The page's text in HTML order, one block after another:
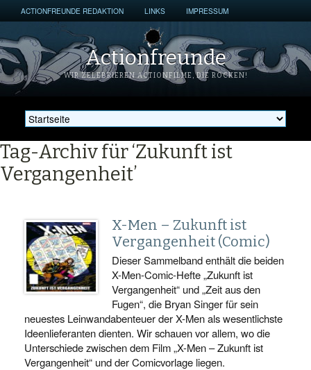
ACTIONFREUNDE REDAKTION LINKS IMPRESSUM
Actionfreunde
WIR ZELEBRIEREN ACTIONFILME, DIE ROCKEN!
Tag-Archiv für ‘Zukunft ist
Vergangenheit’
X-Men – Zukunft ist
Vergangenheit (Comic)
Dieser Sammelband enthält die beiden
X-Men-Comic-Hefte „Zukunft ist
Vergangenheit“ und „Zeit aus den
Fugen“, die Bryan Singer für sein
neuestes Leinwandabenteuer der X-Men als wesentlichste
Ideenlieferanten dienten. Wir schauen vor allem, wo die
Unterschiede zwischen dem Film „X-Men – Zukunft ist
Vergangenheit“ und der Comicvorlage liegen.